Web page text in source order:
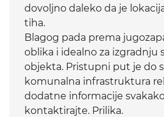
dovoljno daleko da je
tiha.
Blagog pada prema
oblika i idealno za izgradnju
objekta. Pristupni put je do
komunalna infrastruktura
dodatne informacije
kontaktirajte. Prilika.